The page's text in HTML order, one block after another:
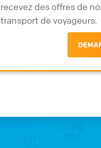
recevez des offres de
transport de voyageurs.